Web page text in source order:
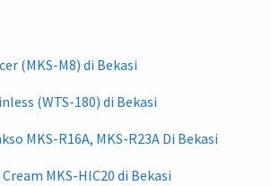
(MKS-M8) di Bekasi
(WTS-180) di Bekasi
MKS-R16A, MKS-R23A Di Bekasi
MKS-HIC20 di Bekasi